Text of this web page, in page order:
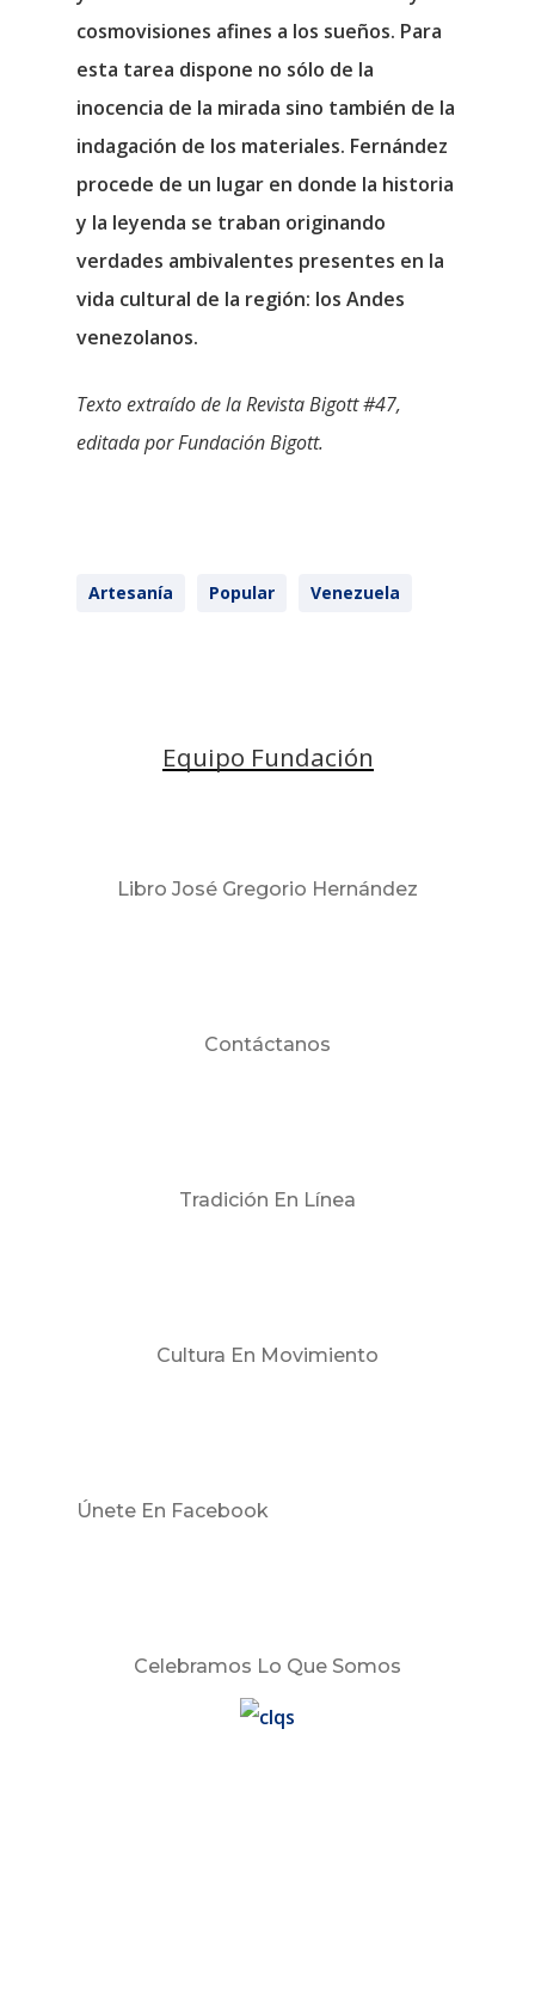
cosmovisiones afines a los sueños. Para
esta tarea dispone no sólo de la
inocencia de la mirada sino también de la
indagación de los materiales. Fernández
procede de un lugar en donde la historia
y la leyenda se traban originando
verdades ambivalentes presentes en la
vida cultural de la región: los Andes
venezolanos.
Texto extraído de la Revista Bigott #47,
editada por Fundación Bigott.
Artesanía Popular Venezuela
Equipo Fundación
Libro José Gregorio Hernández
Contáctanos
Tradición En Línea
Cultura En Movimiento
Únete En Facebook
Celebramos Lo Que Somos